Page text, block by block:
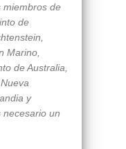
miembros de
de
Marino,
de Australia,
y
necesario un